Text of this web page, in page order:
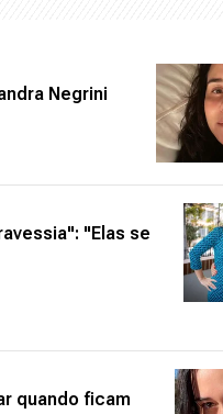
Negrini
"Elas se
quando ficam